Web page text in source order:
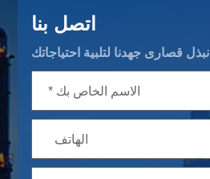
اتصل بنا
نبذل قصارى جهدنا لتلبية احتياجاتك